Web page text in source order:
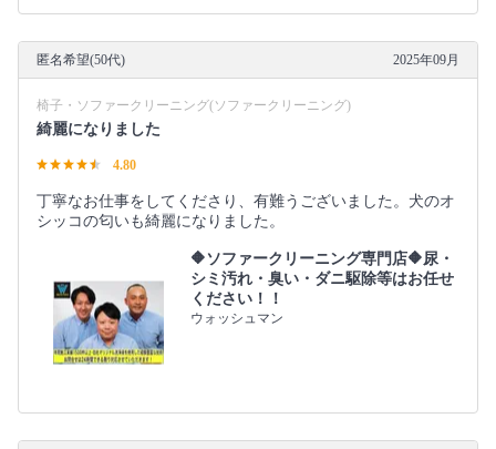
匿名希望(50代) 2025年09月
椅子・ソファークリーニング(ソファークリーニング)
綺麗になりました
4.80
丁寧なお仕事をしてくださり、有難うございました。犬のオ
シッコの匂いも綺麗になりました。
🔶ソファークリーニング専門店🔶尿・
シミ汚れ・臭い・ダニ駆除等はお任せ
ください！！
ウォッシュマン